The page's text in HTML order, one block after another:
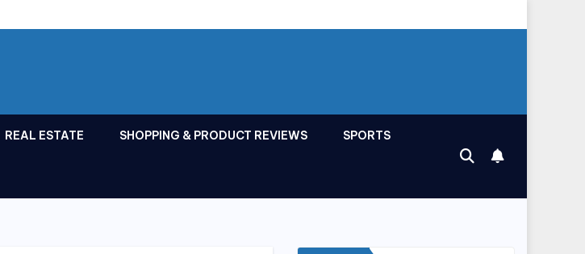
REAL ESTATE SHOPPING & PRODUCT REVIEWS SPORTS